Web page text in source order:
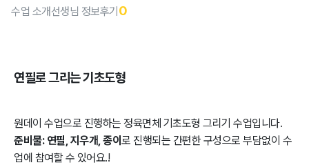
수업 소개선생님 정보후기 0
연필로 그리는 기초도형
원데이 수업으로 진행하는 정육면체 기초도형 그리기 수업입니다.
준비물: 연필, 지우개, 종이 로 진행되는 간편한 구성으로 부담없이 수
업에 참여할 수 있어요.!